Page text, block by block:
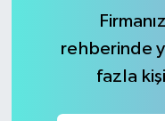
rehberinde
fazla
Süper Lig Puan